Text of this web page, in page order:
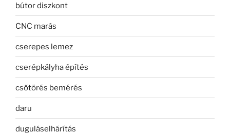
bútor diszkont
CNC marás
cserepes lemez
cserépkályha építés
csőtörés bemérés
daru
duguláselhárítás